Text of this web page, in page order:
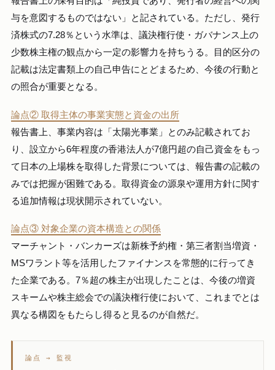
与を意図するものではない」と記されている。ただし、発行
済株式の7.28％という水準は、議決権行使・ガバナンス上の
少数株主権の観点から一定の影響力を持ちうる。目的区分の
記載は法定書類上の自己申告にとどまるため、今後の行動と
の照合が重要となる。
論点② 取得主体の事業実態と資金の出所
報告書上、事業内容は「太陽光事業」とのみ記載されてお
り、設立から6年程度の香港法人が7億円超の自己資金をもっ
て日本の上場株を取得した背景については、報告書の記載の
みでは把握が困難である。取得資金の源泉や運用方針に関す
る追加情報は現状開示されていない。
論点③ 対象企業の資本構造との関係
マーチャント・バンカーズは新株予約権・第三者割当増資・
MSワラント等を活用したファイナンスを常態的に行ってき
た企業である。7％超の株主が出現したことは、今後の増資
スキームや株主総会での議決権行使において、これまでとは
異なる構図をもたらし得ると見るのが自然だ。
論点 → 監視